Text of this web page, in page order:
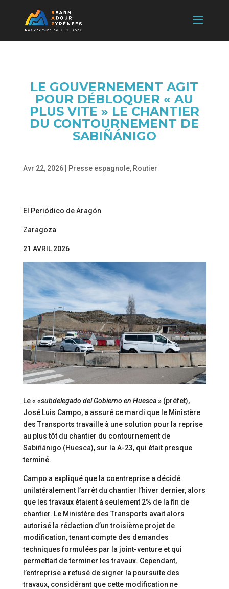
LE GOUVERNEMENT AGIT
POUR DÉBLOQUER « AU
PLUS VITE » LE CHANTIER
DU CONTOURNEMENT DE
SABIÑÁNIGO
Avr 22, 2026| Presse espagnole, Routier
El Periódico de Aragón
Zaragoza
21 AVRIL 2026
Le « «subdelegado del Gobierno en Huesca» (préfet),
José Luis Campo, a assuré ce mardi que le Ministère
des Transports travaille à une solution pour la reprise
au plus tôt du chantier du contournement de
Sabiñánigo (Huesca), sur la A-23, qui était presque
terminé.
Campo a expliqué que la coentreprise a décidé
unilatéralement l’arrêt du chantier l’hiver dernier, alors
que les travaux étaient à seulement 2% de la fin de
chantier. Le Ministère des Transports avait alors
autorisé la rédaction d’un troisième projet de
modification, tenant compte des demandes
techniques formulées par la joint-venture et qui
permettait de terminer les travaux. Cependant,
l’entreprise a refusé de signer la poursuite des
travaux, considérant que cette modification ne